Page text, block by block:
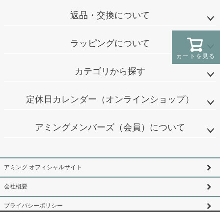
カートを見る
返品・交換について
ラッピングについて
カテゴリから探す
定休日カレンダー（オンラインショップ）
アミングメンバーズ（会員）について
アミング オフィシャルサイト
会社概要
プライバシーポリシー